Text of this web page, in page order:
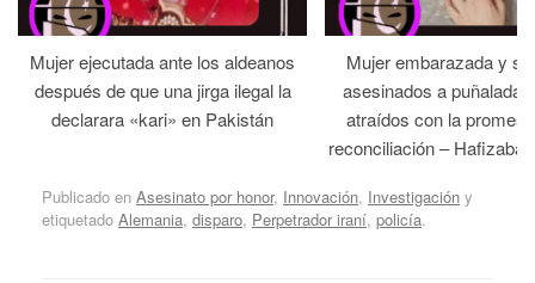
Mujer ejecutada ante los aldeanos
después de que una jirga ilegal la
declarara «kari» en Pakistán
Mujer embarazada y
asesinados a
atraídos con la
reconciliación –
Publicado en Asesinato por honor, Innovación, Investigación y
etiquetado Alemania, disparo, Perpetrador iraní, policía.